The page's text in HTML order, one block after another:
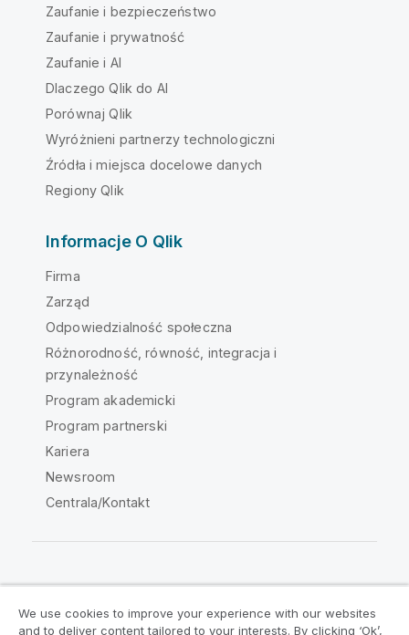
Zaufanie i bezpieczeństwo
Zaufanie i prywatność
Zaufanie i AI
Dlaczego Qlik do AI
Porównaj Qlik
Wyróżnieni partnerzy technologiczni
Źródła i miejsca docelowe danych
Regiony Qlik
Informacje O Qlik
Firma
Zarząd
Odpowiedzialność społeczna
Różnorodność, równość, integracja i
przynależność
Program akademicki
Program partnerski
Kariera
Newsroom
Centrala/Kontakt
We use cookies to improve your experience with our websites
and to deliver content tailored to your interests. By clicking ‘Ok’,